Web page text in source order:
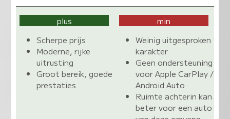
plus
Scherpe prijs
Moderne, rijke
uitrusting
Groot bereik, goede
prestaties
min
Weinig uitgesproken
karakter
Geen ondersteuning
voor Apple CarPlay /
Android Auto
Ruimte achterin kan
beter voor een auto